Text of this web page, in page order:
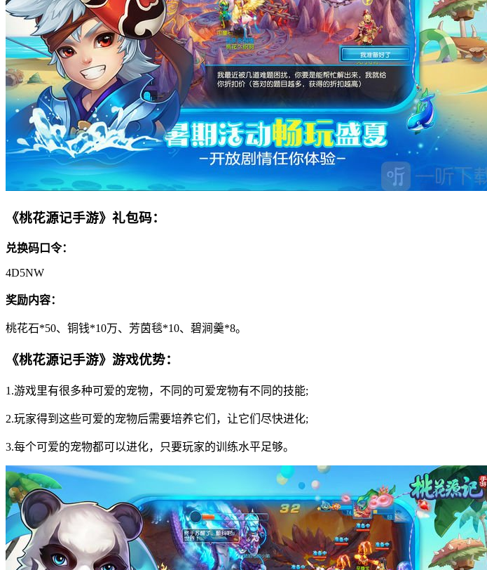
《桃花源记手游》礼包码：
兑换码口令：
4D5NW
奖励内容：
桃花石*50、铜钱*10万、芳茵毯*10、碧涧羹*8。
《桃花源记手游》游戏优势：
1.游戏里有很多种可爱的宠物，不同的可爱宠物有不同的技能;
2.玩家得到这些可爱的宠物后需要培养它们，让它们尽快进化;
3.每个可爱的宠物都可以进化，只要玩家的训练水平足够。